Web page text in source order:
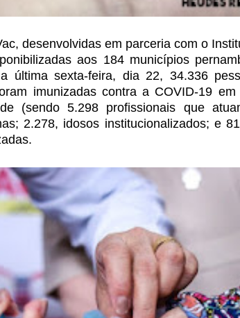
desenvolvidas em parceria com o
aos 184 municípios
última sexta-feira, dia 22, 34.336
imunizadas contra a COVID-19
(sendo 5.298 profissionais que
2.278, idosos institucionalizados; e